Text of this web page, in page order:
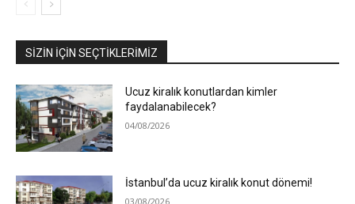
SIZIN İÇIN SEÇTIKLERIMIZ
Ucuz kiralık konutlardan kimler
faydalanabilecek?
04/08/2026
İstanbul’da ucuz kiralık konut dönemi!
03/08/2026